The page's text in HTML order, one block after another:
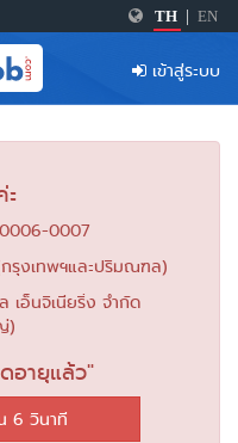
TH EN
เข้าสู่ระบบ
0007
รุงเทพฯและปริมณฑล)
เอ็นจิเนียริ่ง จำกัด
)
อายุแล้ว"
6 วินาที